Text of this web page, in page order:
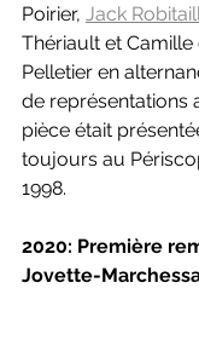
Poirier, Jack
Thériault et Camille
Pelletier en
de représentations
pièce était
toujours au
1998.
2020: Première
Jovette-